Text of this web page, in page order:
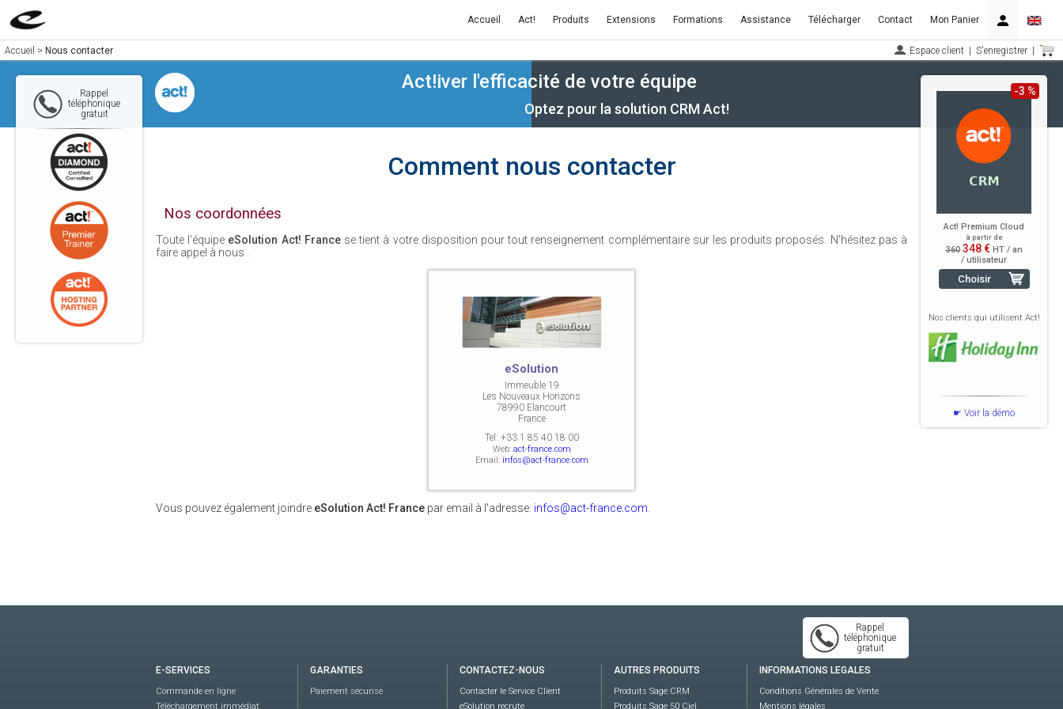
Accueil Act! Produits Extensions Formations Assistance Télécharger Contact Mon Panier
Accueil > Nous contacter Espace client S'enregistrer
Act!iver l'efficacité de votre équipe
Optez pour la solution CRM Act!
Rappel
téléphonique
gratuit
Act! Premium Cloud
à partir de
360 348 €HT / an
/ utilisateur
-3 %
Choisir
Nos clients qui utilisent Act!
Voir la démo
Comment nous contacter
Nos coordonnées
Toute l'équipe eSolution Act! Francese tient à votre disposition pour tout renseignement complémentaire sur les produits proposés. N'hésitez pas à
faire appel à nous .
eSolution
Immeuble 19
Les Nouveaux Horizons
78990 Elancourt
France
Tel: +33 1 85 40 18 00
Web: act-france.com
Email: infos@act-france.com
Vous pouvez également joindre eSolution Act! France par email à l'adresse: infos@act-france.com
Rappel
téléphonique
gratuit
E-SERVICES
Commande en ligne
Téléchargement immédiat
GARANTIES
Paiement sécurisé
CONTACTEZ-NOUS
Contacter le Service Client
eSolution recrute
AUTRES PRODUITS
Produits Sage CRM
Produits Sage 50 Ciel
INFORMATIONS LEGALES
Conditions Générales de Vente
Mentions légales